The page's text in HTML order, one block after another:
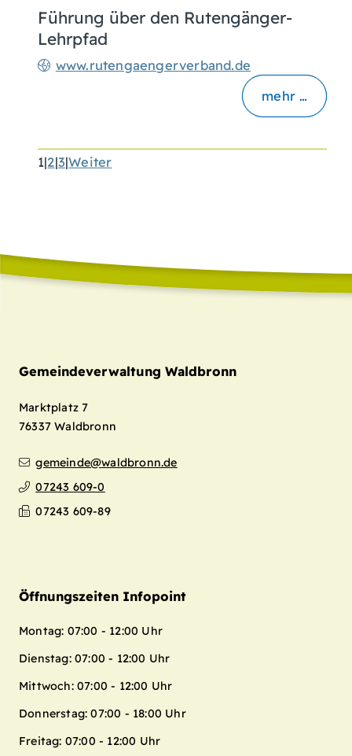
Führung über den Rutengänger-
Lehrpfad
www.rutengaengerverband.de
mehr …
1|2|3|Weiter
Gemeindeverwaltung Waldbronn
Marktplatz 7
76337 Waldbronn
gemeinde@waldbronn.de
07243 609-0
07243 609-89
Leaflet| Map data ©OpenStreetMap
contributors,CC-BY-SA
Öffnungszeiten Infopoint
Montag: 07:00 - 12:00 Uhr
Dienstag: 07:00 - 12:00 Uhr
Mittwoch: 07:00 - 12:00 Uhr
Donnerstag: 07:00 - 18:00 Uhr
Freitag: 07:00 - 12:00 Uhr